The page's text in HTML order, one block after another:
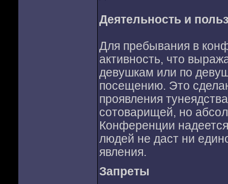
Деятельность и
Для пребывания в
активность, что
девушкам или по
посещению. Это
проявления
сотоварищей, но
Конференции
людей не даст ни
явления.
Запреты